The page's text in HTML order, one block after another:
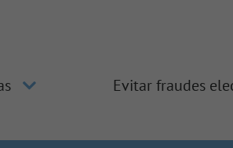
Evitar fraudes